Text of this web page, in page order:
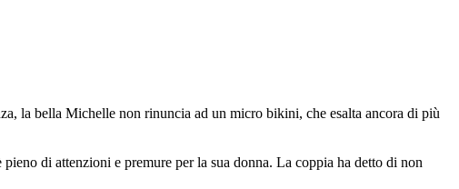
la bella Michelle non rinuncia ad un micro bikini, che esalta ancora di più
di attenzioni e premure per la sua donna. La coppia ha detto di non